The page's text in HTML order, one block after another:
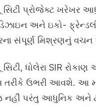
પ્રોજેક્ટ ખરેખર
અને ઇકો-
સંપૂર્ણ મિશ્રણનું
ધોલેરા SIR રોકાણ
તરીકે ઉભરી આવશે. આ
નહીં પરંતુ આધુનિક અને